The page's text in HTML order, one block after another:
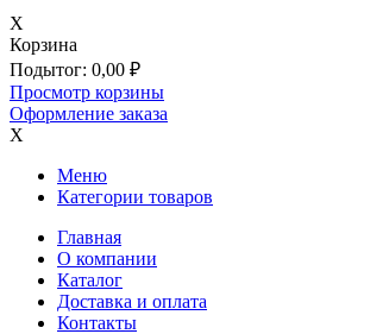
X
Корзина
Подытог: 0,00 ₽
Просмотр корзины
Оформление заказа
X
Меню
Категории товаров
Главная
О компании
Каталог
Доставка и оплата
Контакты